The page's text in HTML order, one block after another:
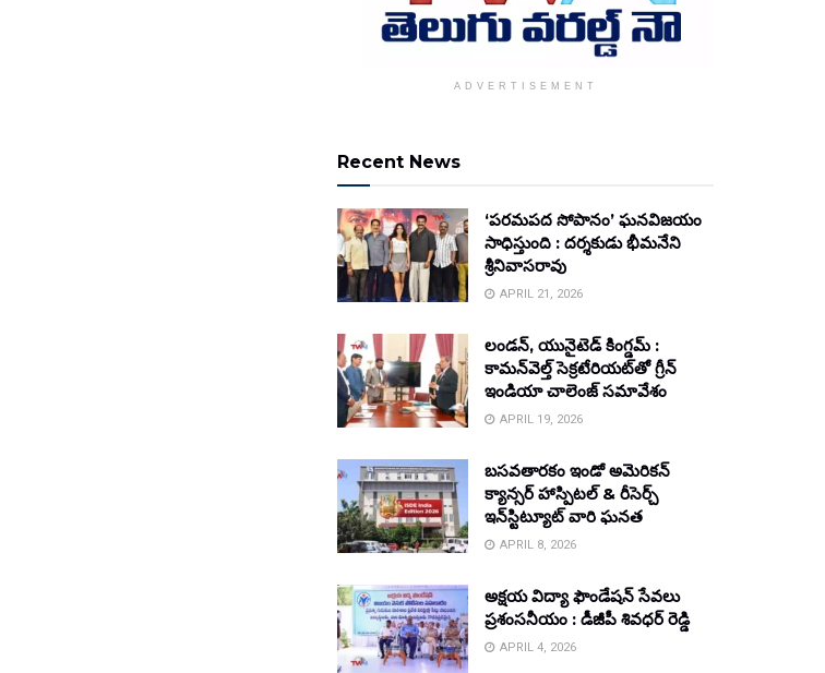
ADVERTISEMENT
Recent News
‘పరమపద సోపానం’ ఘనవిజయం
సాధిస్తుంది : దర్శకుడు భీమనేని
శ్రీనివాసరావు
APRIL 21, 2026
లండన్, యునైటెడ్ కింగ్డమ్ :
కామన్‌వెల్త్ సెక్రటేరియట్‌తో గ్రీన్
ఇండియా చాలెంజ్ సమావేశం
APRIL 19, 2026
బసవతారకం ఇండో అమెరికన్
క్యాన్సర్ హాస్పిటల్ & రీసెర్చ్
ఇన్‌స్టిట్యూట్ వారి ఘనత
APRIL 8, 2026
అక్షయ విద్యా ఫౌండేషన్ సేవలు
ప్రశంసనీయం : డీజీపీ శివధర్ రెడ్డి
APRIL 4, 2026